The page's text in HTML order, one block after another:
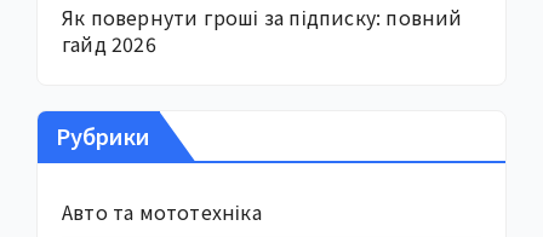
Як повернути гроші за підписку: повний
гайд 2026
Рубрики
Авто та мототехніка